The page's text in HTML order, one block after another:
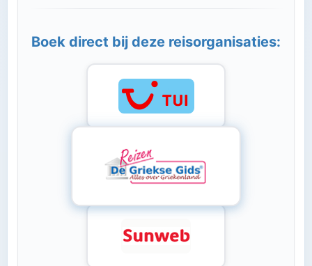
Boek direct bij deze reisorganisaties: